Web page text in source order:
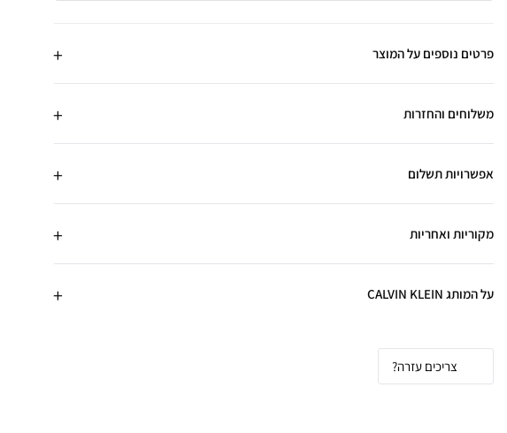
פרטים נוספים על המוצר
משלוחים והחזרות
אפשרויות תשלום
מקוריות ואחריות
על המותג CALVIN KLEIN
צריכים עזרה?